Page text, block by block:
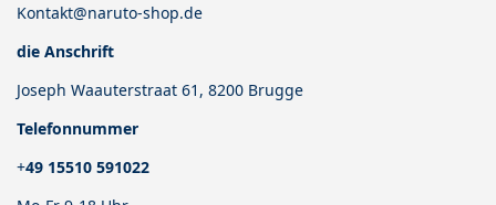
Kontakt@naruto-shop.de
die Anschrift
Joseph Waauterstraat 61, 8200 Brugge
Telefonnummer
+49 15510 591022